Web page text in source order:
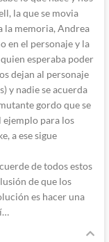
la que se movia
la memoria, Andrea
en el personaje y la
esperaba poder
dejan al personaje
y nadie se acuerda
gordo que se
ejemplo para los
a ese sigue
de todos estos
de que los
es hacer una